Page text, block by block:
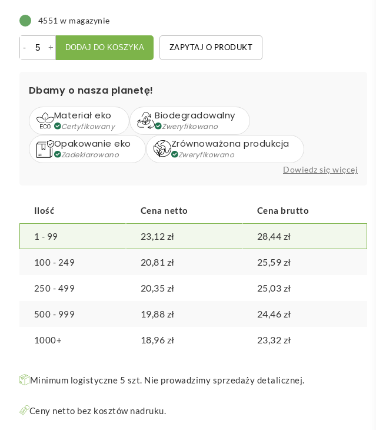
4551 w magazynie
-
ilość
Koli,
bawełna
recyklingu
+ DODAJ DO KOSZYKA ZAPYTAJ O PRODUKT
Dbamy o nasza planetę!
Materiał eko
Certyfikowany
Biodegradowalny
Zweryfikowano
Opakowanie eko
Zadeklarowano
Zrównoważona produkcja
Zweryfikowano
Dowiedz się więcej
Ilość Cena netto Cena brutto
1 - 99 23,12 zł 28,44 zł
100 - 249 20,81 zł 25,59 zł
250 - 499 20,35 zł 25,03 zł
500 - 999 19,88 zł 24,46 zł
1000+ 18,96 zł 23,32 zł
Minimum logistyczne 5 szt. Nie prowadzimy sprzedaży detalicznej.
Ceny netto bez kosztów nadruku.